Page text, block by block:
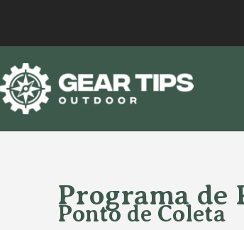
Programa de
Ponto de Coleta